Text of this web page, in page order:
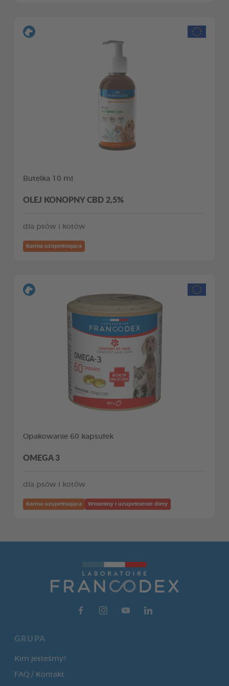
Butelka 10 ml
OLEJ KONOPNY CBD 2,5%
dla psów i kotów
Karma uzupełniająca
Opakowanie 60 kapsułek
OMEGA 3
dla psów i kotów
Karma uzupełniająca Witaminy i uzupełnienie diety
GRUPA
Kim jesteśmy?
FAQ / Kontakt